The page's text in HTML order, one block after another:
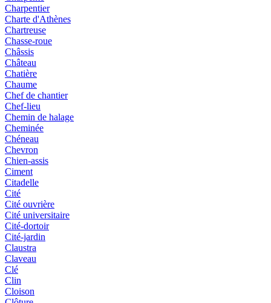
Charpentier
Charte d'Athènes
Chartreuse
Chasse-roue
Châssis
Château
Chatière
Chaume
Chef de chantier
Chef-lieu
Chemin de halage
Cheminée
Chéneau
Chevron
Chien-assis
Ciment
Citadelle
Cité
Cité ouvrière
Cité universitaire
Cité-dortoir
Cité-jardin
Claustra
Claveau
Clé
Clin
Cloison